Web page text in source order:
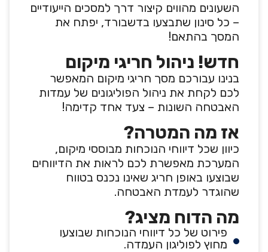
השעונים מהווים קיצור דרך למסכים הייעודיים
– כל סינון שתבצעו בדשבורד, יפתח את
המסך בהתאם!
חדש! ניהול חריגי מיקום
בנינו עבורכם מסך חריגי מיקום המאפשר
לכם לקחת את ניהול הפוליגונים של עמדות
האבטחה השונות – צעד אחד קדימה!
אז מה המטרה?
כיוון שכל דיווחי הנוכחות מבוססי מיקום,
המערכת מאפשרת לכם לראות את הדיווחים
שבוצעו באופן חריג שאינו נכנס בטווח
שהוגדר לעמדת האבטחה.
מה הדוח מציג?
פירוט של כל דיווחי הנוכחות שבוצעו
מחוץ לפוליגון העמדה.